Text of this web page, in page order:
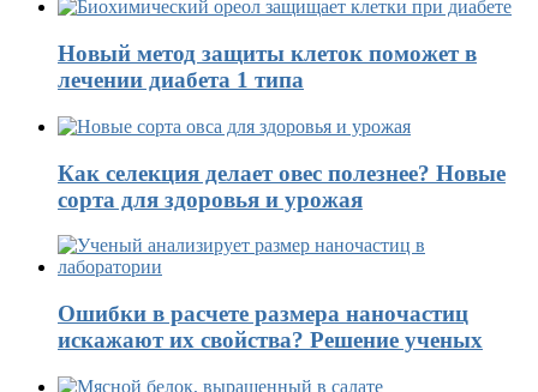
Новый метод защиты клеток поможет в
лечении диабета 1 типа
Как селекция делает овес полезнее? Новые
сорта для здоровья и урожая
Ошибки в расчете размера наночастиц
искажают их свойства? Решение ученых